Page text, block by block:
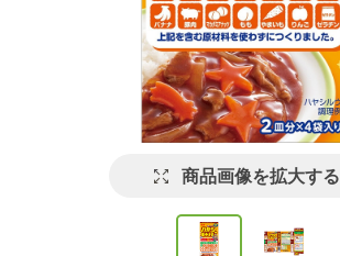
商品画像を拡大する